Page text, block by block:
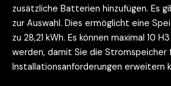
zusätzliche Batterien hinzufügen. Es
zur Auswahl. Dies ermöglicht eine
zu 28,21 kWh. Es können maximal 10
werden, damit Sie die Stromspeicher
Installationsanforderungen erweitern